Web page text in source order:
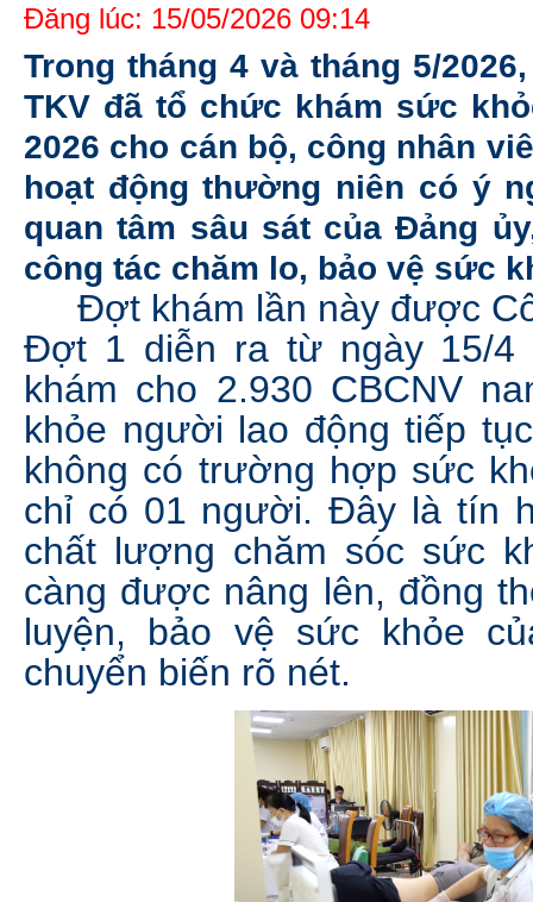
Đăng lúc: 15/05/2026 09:14
Trong tháng 4 và tháng 5/
TKV đã tổ chức khám sức
2026 cho cán bộ, công nhân
hoạt động thường niên có ý
quan tâm sâu sát của Đảng
công tác chăm lo, bảo vệ sức
Đợt khám lần này được
Đợt 1 diễn ra từ ngày 15/4
khám cho 2.930 CBCNV
khỏe người lao động tiếp
không có trường hợp sức
chỉ có 01 người. Đây là tín
chất lượng chăm sóc sức
càng được nâng lên, đồng
luyện, bảo vệ sức khỏe
chuyển biến rõ nét.